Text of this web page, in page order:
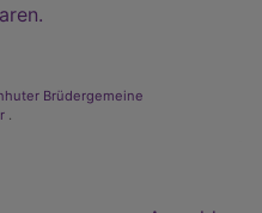
Brüdergemeine